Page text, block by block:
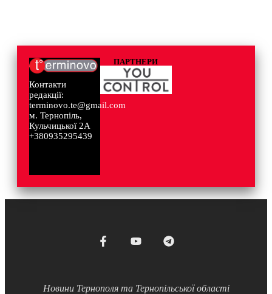
Контакти
редакції:
terminovo.te@gmail.com
м. Тернопіль,
Кульчицької 2А
+380935295439
ПАРТНЕРИ
Новини Тернополя та Тернопільської області